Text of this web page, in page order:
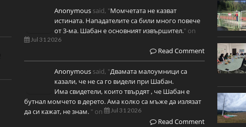
Anonymous said, "Момчетата не казват
истината. Нападателите са били много повече
от 3-ма. Шабан е основният извършител." on
Jul 31 2026
Read Comment
Anonymous said, "Двамата малоумници са
казали, че не са го видели при Шабан.
Има свидетели, които твърдят , че Шабан е
бутнал момчето в дерето. Ама колко са мъже да излязат
да си кажат, не знам. " on Jul 31 2026
Read Comment